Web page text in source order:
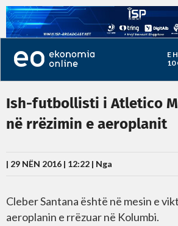
E
10
Ish-futbollisti i Atletico
në rrëzimin e aeroplanit
| 29 NËN 2016 | 12:22 | Nga
Cleber Santana është në mesin e
aeroplanin e rrëzuar në Kolumbi.